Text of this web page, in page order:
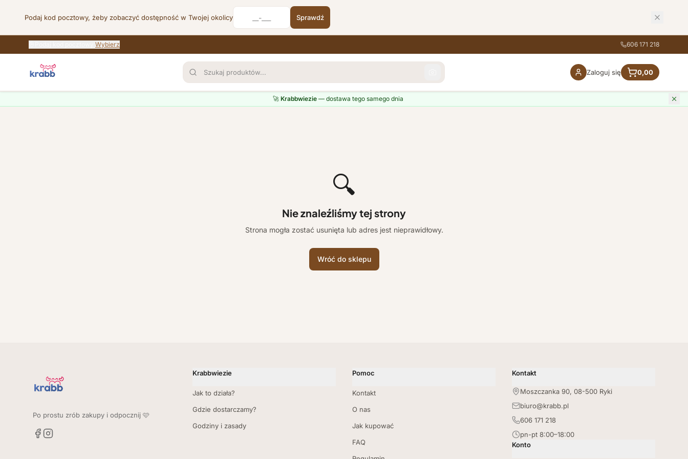
Podaj kod pocztowy, żeby zobaczyć dostępność w Twojej okolicy Sprawdź
Wybierz 606 171 218
Zaloguj się 0,00
🚀 Krabbwiezie— dostawa tego samego dnia
🔍
Nie znaleźliśmy tej strony
Strona mogła zostać usunięta lub adres jest nieprawidłowy.
Wróć do sklepu
Po prostu zrób zakupy i odpocznij 🩷
Krabbwiezie
Jak to działa?
Gdzie dostarczamy?
Godziny i zasady
Pomoc
Kontakt
O nas
Jak kupować
FAQ
Kontakt
Moszczanka 90, 08-500 Ryki
biuro@krabb.pl
606 171 218
pn-pt 8:00–18:00
Konto